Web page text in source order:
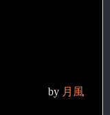
by 月風